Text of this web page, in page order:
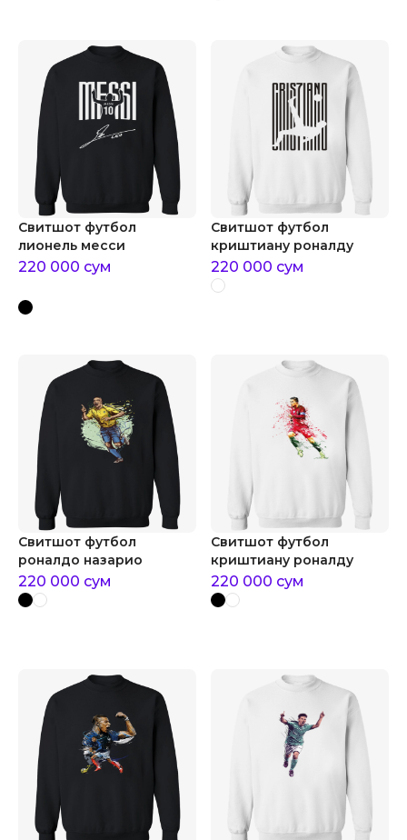
Свитшот футбол
лионель месси
220 000 сум
Свитшот футбол
криштиану роналду
220 000 сум
Свитшот футбол
роналдо назарио
220 000 сум
Свитшот футбол
криштиану роналду
220 000 сум